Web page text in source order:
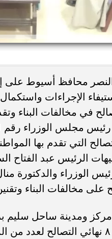
في مخالفات البناء
التي تقدم بها
الرئيس عبد الفتاح
الوزراء والدكتورة
مخالفات البناء
ومدينة ساحل سليم
قام بتسليم عدد من نموذج ٨ نهائي
فيلم مطلوب عائليًا.. كريم عبد
وياسمين صبري في منافسة صيف